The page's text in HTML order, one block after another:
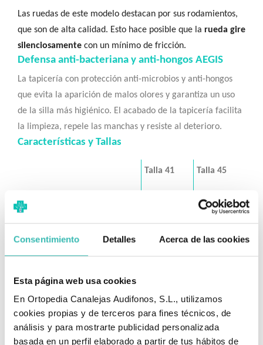
Consentimiento Detalles Acerca de las cookies
Esta página web usa cookies
En Ortopedia Canalejas Audifonos, S.L., utilizamos
cookies propias y de terceros para fines técnicos, de
análisis y para mostrarte publicidad personalizada
basada en un perfil elaborado a partir de tus hábitos de
Las ruedas de este modelo destacan por sus rodamientos,
que son de alta calidad. Esto hace posible que la rueda gire
silenciosamente con un mínimo de fricción.
Defensa anti-bacteriana y anti-hongos AEGIS
La tapicería con protección anti-microbios y anti-hongos
que evita la aparición de malos olores y garantiza un uso
de la silla más higiénico. El acabado de la tapicería facilita
la limpieza, repele las manchas y resiste al deterioro.
Características y Tallas
Talla 41 Talla 45
Ancho del asiento 45 cm
Ruedas delanteras 6"
Profundidad del asiento 42 cm 42 cm
Ancho total de la silla 57 cm 62 cm